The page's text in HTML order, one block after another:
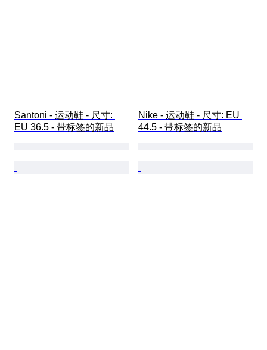
Santoni - 运动鞋 - 尺寸:
EU 36.5 - 带标签的新品
Nike - 运动鞋 - 尺寸: EU
44.5 - 带标签的新品